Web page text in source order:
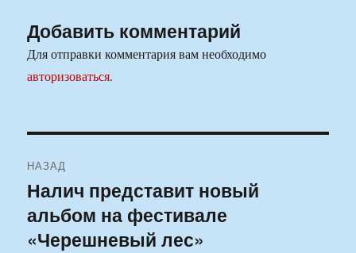
Добавить комментарий
Для отправки комментария вам необходимо
авторизоваться.
по
записям
НАЗАД
Предыдущая
запись:
Налич представит новый
альбом на фестивале
«Черешневый лес»